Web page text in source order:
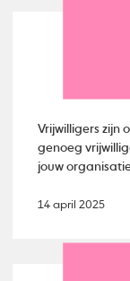
Vrijwilligers zijn
genoeg
jouw
14 april 2025